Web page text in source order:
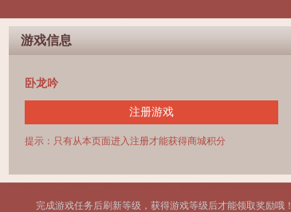
游戏信息
卧龙吟
注册游戏
提示：只有从本页面进入注册才能获得商城积分
完成游戏任务后刷新等级，获得游戏等级后才能领取奖励哦！